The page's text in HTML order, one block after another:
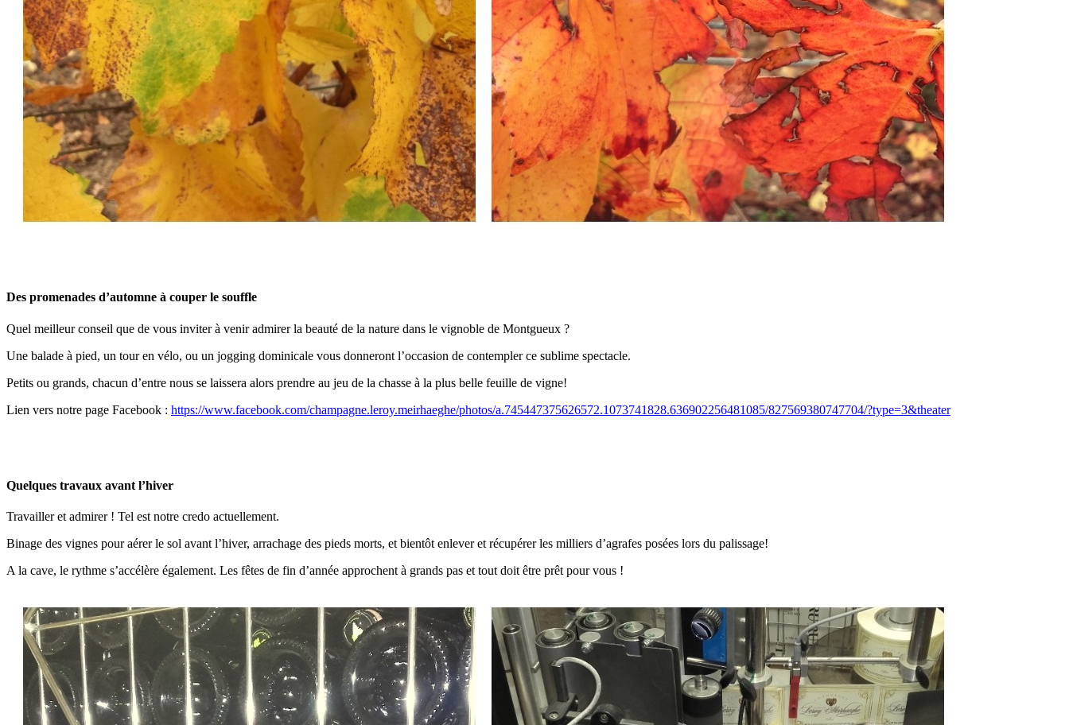
Des promenades d’automne à couper le souffle
Quel meilleur conseil que de vous inviter à venir admirer la beauté de la nature dans le vignoble de Montgueux ?
Une balade à pied, un tour en vélo, ou un jogging dominicale vous donneront l’occasion de contempler ce sublime spectacle.
Petits ou grands, chacun d’entre nous se laissera alors prendre au jeu de la chasse à la plus belle feuille de vigne!
Lien vers notre page Facebook : https://www.facebook.com/champagne.leroy.meirhaeghe/photos/a.745447375626572.1073741828.636902256481085/827569380747704/?type=3&theater
Quelques travaux avant l’hiver
Travailler et admirer ! Tel est notre credo actuellement.
Binage des vignes pour aérer le sol avant l’hiver, arrachage des pieds morts, et bientôt enlever et récupérer les milliers d’agrafes posées lors du palissage!
A la cave, le rythme s’accélère également. Les fêtes de fin d’année approchent à grands pas et tout doit être prêt pour vous !